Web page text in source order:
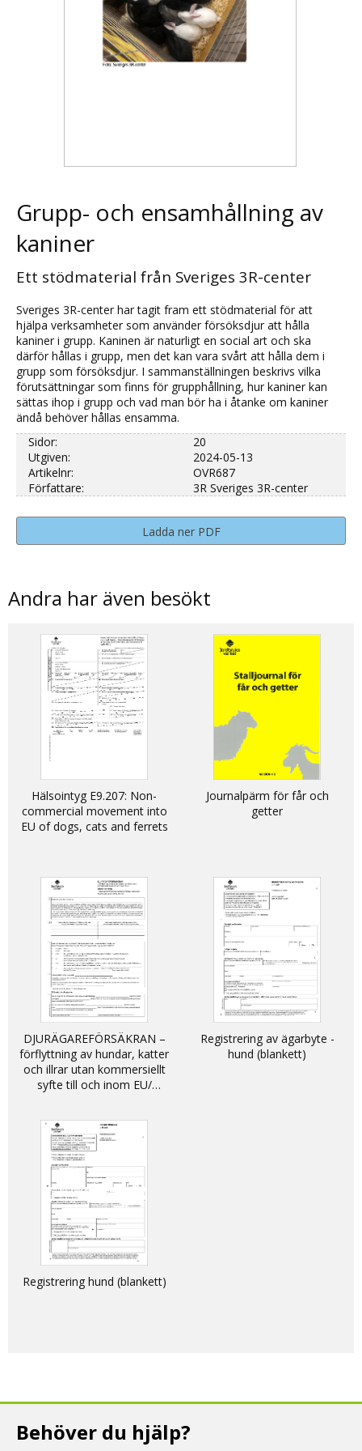
Grupp- och ensamhållning av
kaniner
Ett stödmaterial från Sveriges 3R-center
Sveriges 3R-center har tagit fram ett stödmaterial för att
hjälpa verksamheter som använder försöksdjur att hålla
kaniner i grupp. Kaninen är naturligt en social art och ska
därför hållas i grupp, men det kan vara svårt att hålla dem i
grupp som försöksdjur. I sammanställningen beskrivs vilka
förutsättningar som finns för grupphållning, hur kaniner kan
sättas ihop i grupp och vad man bör ha i åtanke om kaniner
ändå behöver hållas ensamma.
Ladda ner PDF
Sidor:
20
Utgiven:
2024-05-13
Artikelnr:
OVR687
Författare:
3R Sveriges 3R-center
Andra har även besökt
Hälsointyg E9.207: Non-
commercial movement into
EU of dogs, cats and ferrets
Journalpärm för får och
getter
DJURÄGAREFÖRSÄKRAN –
förflyttning av hundar, katter
och illrar utan kommersiellt
syfte till och inom EU/
dogs, cats and ferrets into
and within the EU
Registrering av ägarbyte -
hund (blankett)
Registrering hund (blankett)
Behöver du hjälp?